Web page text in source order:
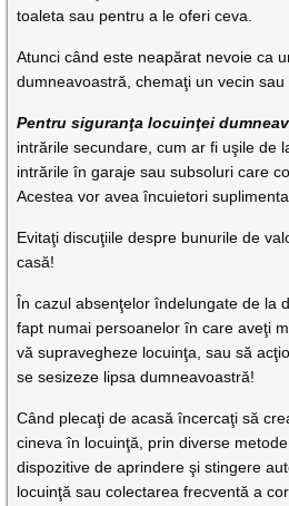
toaleta sau pentru a le oferi ceva.
Atunci când este neapărat nevoie ca
dumneavoastră, chemaţi un vecin sau
Pentru siguranţa locuinţei
intrările secundare, cum ar fi uşile de
intrările în garaje sau subsoluri care
Acestea vor avea încuietori
Evitaţi discuţiile despre bunurile de
casă!
În cazul absenţelor îndelungate de la
fapt numai persoanelor în care aveţi
vă supravegheze locuinţa, sau să
se sesizeze lipsa dumneavoastră!
Când plecaţi de acasă încercaţi să
cineva în locuinţă, prin diverse
dispozitive de aprindere şi stingere
locuinţă sau colectarea frecventă a